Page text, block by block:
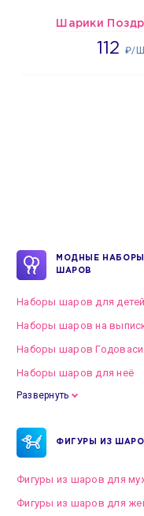
Шарики
112 ₽/
МОДНЫЕ НАБОРЫ
ШАРОВ
Наборы шаров для детей
Наборы шаров на
Наборы шаров
Наборы шаров для неё
Развернуть
ФИГУРЫ ИЗ
Фигуры из шаров для
Фигуры из шаров для